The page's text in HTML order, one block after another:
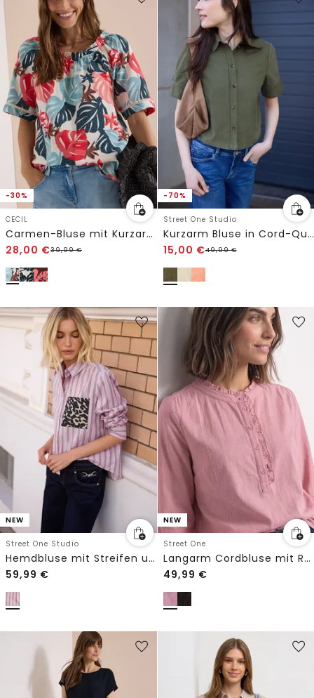
-30%
CECIL
Carmen-Bluse mit Kurzarm und Blätterprint
28,00 €39,99€
-70%
Street One Studio
Kurzarm Bluse in Cord-Qualität
15,00 €49,99€
NEW
Street One Studio
Hemdbluse mit Streifen und Brusttasche
59,99 €
NEW
Street One
Langarm Cordbluse mit Rüschendetails
49,99 €